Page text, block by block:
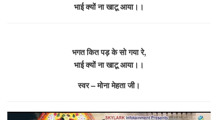
भाई क्यों ना खाटू आया।।
भगत कित पड़ के सो गया रे,
भाई क्यों ना खाटू आया।।
स्वर – मोना मेहता जी।